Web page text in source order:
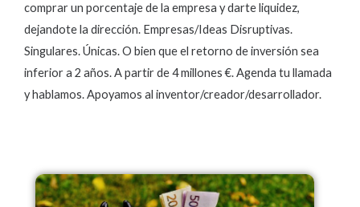
comprar un porcentaje de la empresa y darte liquidez,
dejandote la dirección. Empresas/Ideas Disruptivas.
Singulares. Únicas. O bien que el retorno de inversión sea
inferior a 2 años. A partir de 4 millones €. Agenda tu llamada
y hablamos. Apoyamos al inventor/creador/desarrollador.